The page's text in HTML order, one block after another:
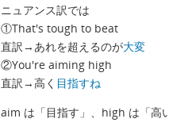
ニュアンス訳では
①That's tough to beat
直訳→あれを超えるのが大変
②You're aiming high
直訳→高く 目指すね
aim は「目指す」、high は「高